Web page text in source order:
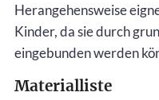
Herangehensweise
Kinder, da sie durch
eingebunden werden
Materialliste